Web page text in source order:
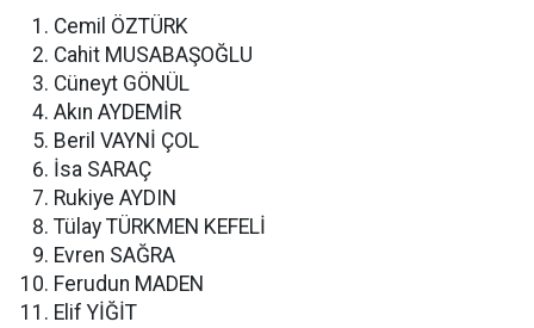
Cemil ÖZTÜRK
Cahit MUSABAŞOĞLU
Cüneyt GÖNÜL
Akın AYDEMİR
Beril VAYNİ ÇOL
İsa SARAÇ
Rukiye AYDIN
Tülay TÜRKMEN KEFELİ
Evren SAĞRA
Ferudun MADEN
Elif YİĞİT